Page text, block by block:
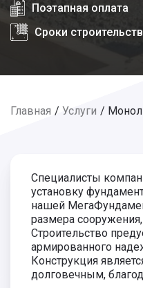
Поэтапная оплата
Сроки
Главная Услуги
Специалисты
установку
нашей
размера
Строительство
армированного
Конструкция
долговечным,